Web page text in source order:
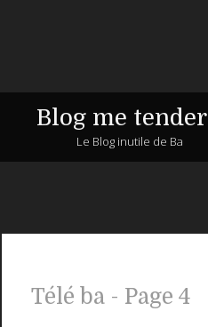
Blog me tender
Le Blog inutile de Ba
Télé ba - Page 4